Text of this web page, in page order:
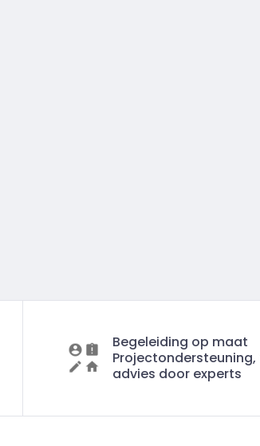
Begeleiding op maat
advies door experts